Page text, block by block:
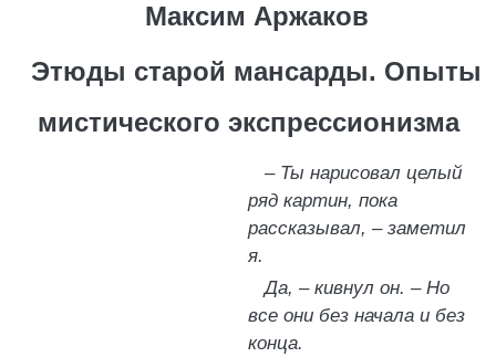
Максим Аржаков
Этюды старой мансарды. Опыты
мистического экспрессионизма
– Ты нарисовал целый
ряд картин, пока
рассказывал, – заметил
я.
Да, – кивнул он. – Но
все они без начала и без
конца.